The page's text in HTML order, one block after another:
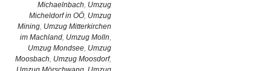
Michaelnbach, Umzug
Micheldorf in OÖ, Umzug
Mining, Umzug Mitterkirchen
im Machland, Umzug Molln,
Umzug Mondsee, Umzug
Moosbach, Umzug Moosdorf,